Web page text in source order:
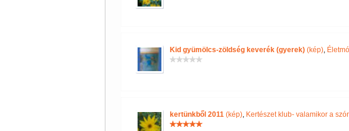
Kid gyümölcs-zöldség keverék (gyerek)(kép),
kertünkből 2011(kép), Kertészet klub- valamikor a